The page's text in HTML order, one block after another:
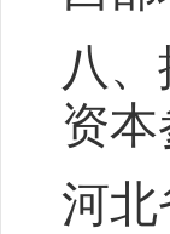
八
资
河